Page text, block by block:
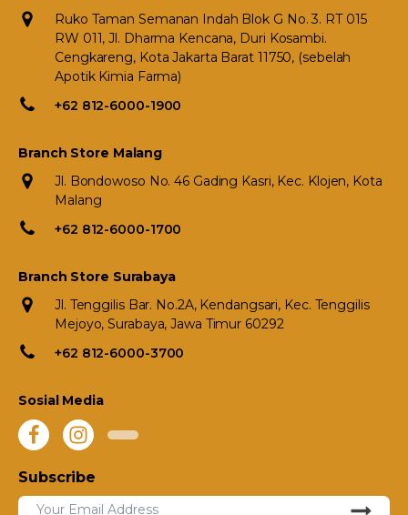
Ruko Taman Semanan Indah Blok G No. 3. RT 015
RW 011, Jl. Dharma Kencana, Duri Kosambi.
Cengkareng, Kota Jakarta Barat 11750, (sebelah
Apotik Kimia Farma)
+62 812-6000-1900
Branch Store Malang
Jl. Bondowoso No. 46 Gading Kasri, Kec. Klojen, Kota
Malang
+62 812-6000-1700
Branch Store Surabaya
Jl. Tenggilis Bar. No.2A, Kendangsari, Kec. Tenggilis
Mejoyo, Surabaya, Jawa Timur 60292
+62 812-6000-3700
Sosial Media
Subscribe